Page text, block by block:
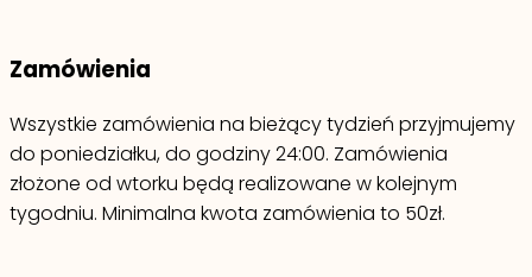
Zamówienia
Wszystkie zamówienia na bieżący tydzień przyjmujemy
do poniedziałku, do godziny 24:00. Zamówienia
złożone od wtorku będą realizowane w kolejnym
tygodniu. Minimalna kwota zamówienia to 50zł.